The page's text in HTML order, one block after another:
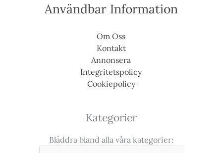
Användbar Information
Om Oss
Kontakt
Annonsera
Integritetspolicy
Cookiepolicy
Kategorier
Bläddra bland alla våra kategorier: